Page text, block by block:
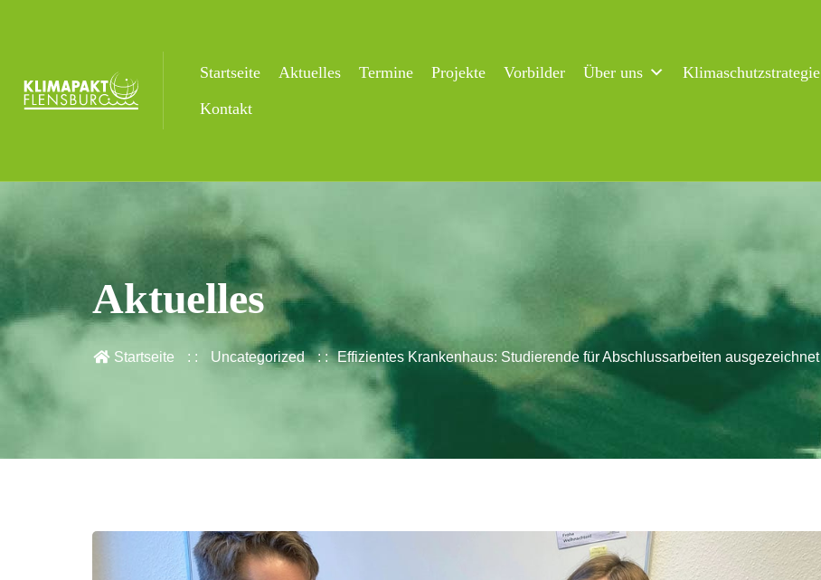
Startseite Aktuelles Termine Projekte Vorbilder Über uns Klimaschutzstrategie
Kontakt
Aktuelles
Startseite Uncategorized Effizientes Krankenhaus: Studierende für Abschlussarbeiten ausgezeichnet